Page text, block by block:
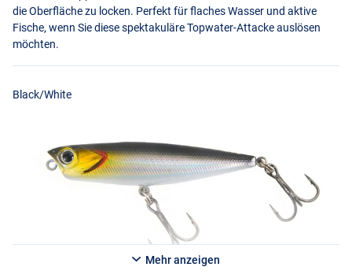
die Oberfläche zu locken. Perfekt für flaches Wasser und aktive
Fische, wenn Sie diese spektakuläre Topwater-Attacke auslösen
möchten.
Black/White
Mehr anzeigen